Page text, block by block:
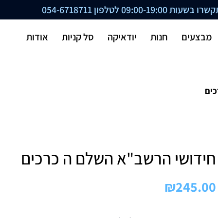
09:00-19:00 לטלפון 054-6718711
מבצעים חנות יודאיקה סל קניות אודות
חידושי הרשב"א השלם ה כרכים
₪245.00